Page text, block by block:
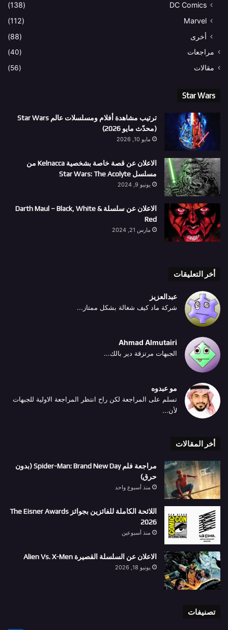
DC Comics
(138)
Marvel
(112)
أخرى
(88)
مراجعات
(40)
مقالات
(56)
Star Wars
ترتيب مشاهدة أفلام ومسلسلات عالم Star Wars
(محدّث مايو 2026)
مايو 10, 2026
الاعلان عن قصة خاصة بشخصية Kelnacca من
مسلسل Star Wars: The Acolyte
يونيو 9, 2024
الاعلان عن سلسلة Darth Maul – Black, White &
Red
مارس 21, 2024
أخر التعليقات
عبدالعزيز
شركة ماد كيف شغالة بشكل ممتاز...
Ahmad Almutairi
الجبهات مرتزقة دير بالك...
مو عبدوه
تسلم على المراجعة لكن راح انتظر المراجعة الاولية للجبهات
لأن...
أخر المقالات
مراجعة فلم Spider-Man: Brand New Day (بدون
حرق)
منذ أسبوع واحد
اللائحة الكاملة للفائزين بجوائز The Eisner Awards
2026
منذ أسبوعين
الاعلان عن السلسلة القصيرة Alien Vs. X-Men
يونيو 18, 2026
تصنيفات